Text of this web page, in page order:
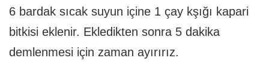
6 bardak sıcak suyun içine 1 çay kşığı kapari
bitkisi eklenir. Ekledikten sonra 5 dakika
demlenmesi için zaman ayırırız.